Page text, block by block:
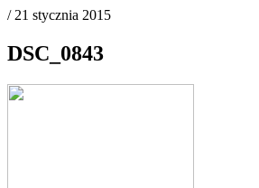
/ 21 stycznia 2015
DSC_0843